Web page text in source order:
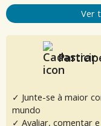
Ver
✓ Junte-se à maior
mundo
✓ Avaliar, comentar